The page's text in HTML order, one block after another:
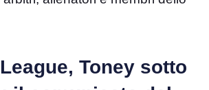
Toney sotto